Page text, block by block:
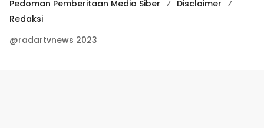
Pedoman Pemberitaan Media Siber
Disclaimer
Redaksi
@radartvnews 2023